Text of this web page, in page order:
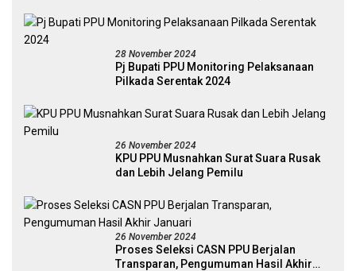
28 November 2024
Pj Bupati PPU Monitoring Pelaksanaan
Pilkada Serentak 2024
26 November 2024
KPU PPU Musnahkan Surat Suara Rusak
dan Lebih Jelang Pemilu
26 November 2024
Proses Seleksi CASN PPU Berjalan
Transparan, Pengumuman Hasil Akhir